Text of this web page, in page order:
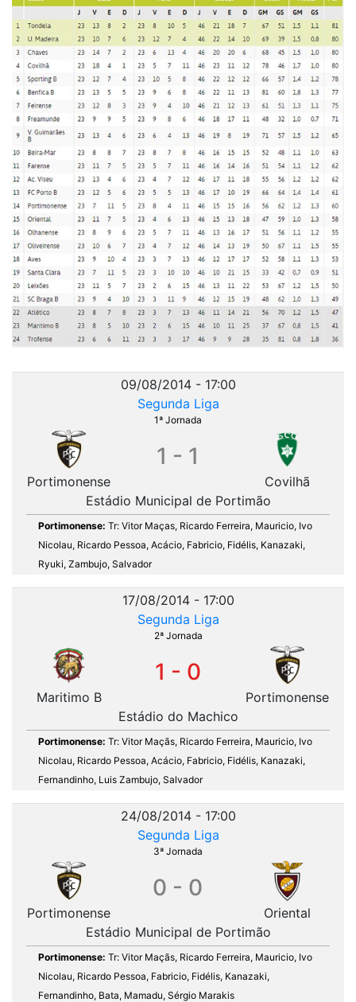
09/08/2014 - 17:00
Segunda Liga
1ª Jornada
Portimonense
1 - 1
Covilhã
Estádio Municipal de Portimão
Portimonense: Tr: Vitor Maças, Ricardo Ferreira, Mauricio, Ivo
Nicolau, Ricardo Pessoa, Acácio, Fabricio, Fidélis, Kanazaki,
Ryuki, Zambujo, Salvador
17/08/2014 - 17:00
Segunda Liga
2ª Jornada
Maritimo B
1 - 0
Portimonense
Estádio do Machico
Portimonense: Tr: Vitor Maçãs, Ricardo Ferreira, Mauricio, Ivo
Nicolau, Ricardo Pessoa, Acácio, Fabricio, Fidélis, Kanazaki,
Fernandinho, Luis Zambujo, Salvador
24/08/2014 - 17:00
Segunda Liga
3ª Jornada
Portimonense
0 - 0
Oriental
Estádio Municipal de Portimão
Portimonense: Tr: Vitor Maçãs, Ricardo Ferreira, Mauricio, Ivo
Nicolau, Ricardo Pessoa, Fabricio, Fidélis, Kanazaki,
Fernandinho, Bata, Mamadu, Sérgio Marakis